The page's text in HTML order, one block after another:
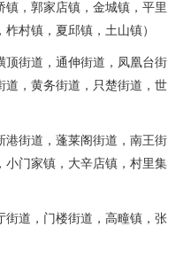
，郭家店镇，金城镇，平里
村镇，夏邱镇，土山镇）
顶街道，通伸街道，凤凰台街
道，黄务街道，只楚街道，世
港街道，蓬莱阁街道，南王街
小门家镇，大辛店镇，村里集
街道，门楼街道，高疃镇，张